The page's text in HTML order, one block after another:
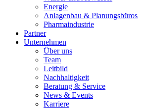
Energie
Anlagenbau & Planungsbüros
Pharmaindustrie
Partner
Unternehmen
Über uns
Team
Leitbild
Nachhaltigkeit
Beratung & Service
News & Events
Karriere